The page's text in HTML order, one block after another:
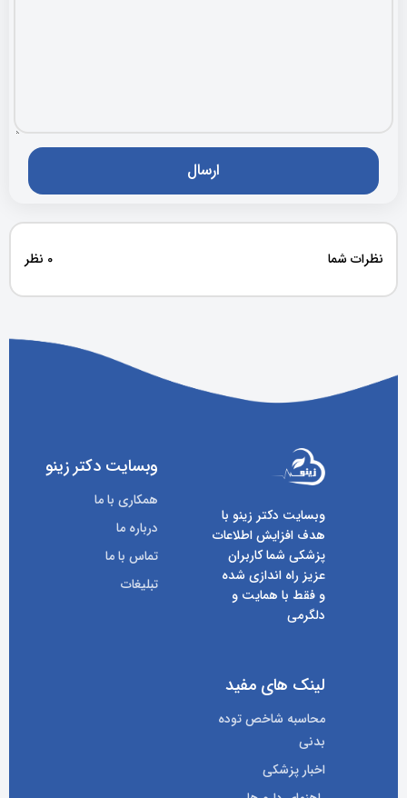
نظرات شما 0 نظر
وبسایت دکتر زینو با
هدف افزایش اطلاعات
پزشکی شما کاربران
عزیز راه اندازی شده
و فقط با همایت و
دلگرمی
وبسایت دکتر زینو
همکاری با ما
درباره ما
تماس با ما
تبلیغات
لینک های مفید
محاسبه شاخص توده
بدنی
اخبار پزشکی